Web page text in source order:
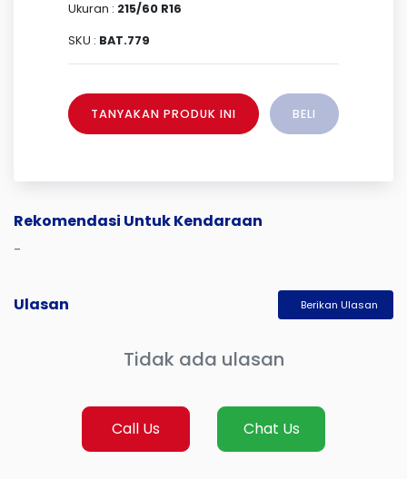
Ukuran : 215/60 R16
SKU : BAT.779
TANYAKAN PRODUK INI BELI
Rekomendasi Untuk Kendaraan
-
Ulasan Berikan Ulasan
Tidak ada ulasan
Call Us Chat Us